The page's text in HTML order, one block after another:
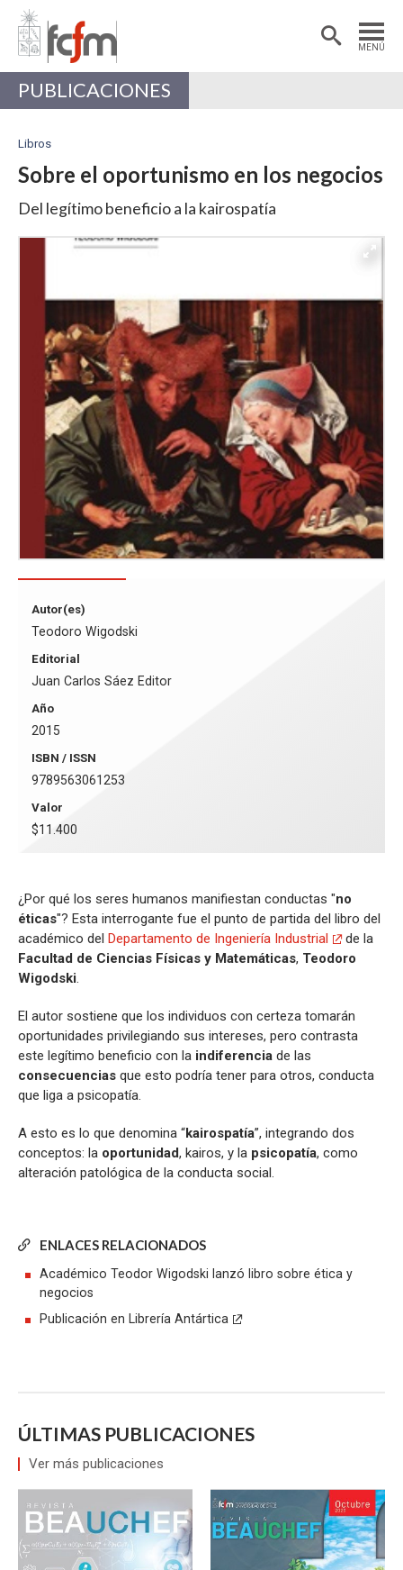
MENÚ
Estudiantes
Académicas/os
PUBLICACIONES
Libros
Sobre el oportunismo en los negocios
Del legítimo beneficio a la kairospatía
Autor(es)
Teodoro Wigodski
Editorial
Juan Carlos Sáez Editor
Año
2015
ISBN / ISSN
9789563061253
Valor
$11.400
ENLACES RELACIONADOS
Académico Teodor Wigodski lanzó libro sobre ética y
negocios
Publicación en Librería Antártica
¿Por qué los seres humanos manifiestan conductas "no
éticas"? Esta interrogante fue el punto de partida del libro del
académico del Departamento de Ingeniería Industrial
de la
Facultad de Ciencias Físicas y Matemáticas, Teodoro
Wigodski.
El autor sostiene que los individuos con certeza tomarán
oportunidades privilegiando sus intereses, pero contrasta
este legítimo beneficio con la indiferencia de las
consecuencias que esto podría tener para otros, conducta
que liga a psicopatía.
A esto es lo que denomina “kairospatía”, integrando dos
conceptos: la oportunidad, kairos, y la psicopatía, como
alteración patológica de la conducta social.
ÚLTIMAS PUBLICACIONES
Ver más publicaciones